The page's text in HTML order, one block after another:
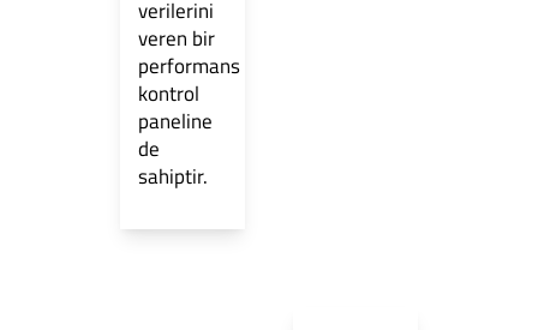
verilerini
veren bir
performans
kontrol
paneline
de
sahiptir.